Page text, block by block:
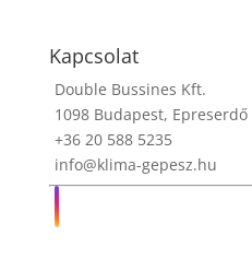
Kapcsolat
Double Bussines Kft.
1098 Budapest, Epreserdő
+36 20 588 5235
info@klima-gepesz.hu